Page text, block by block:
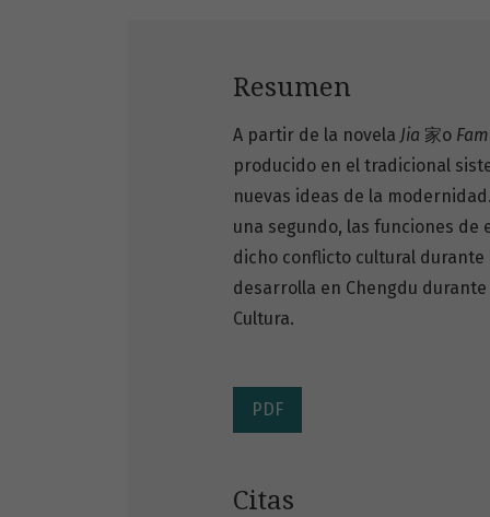
Resumen
A partir de la novela Jia 家o
producido en el tradicional
nuevas ideas de la
una segundo, las funciones de
dicho conflicto cultural durante
desarrolla en Chengdu
Cultura.
PDF
Citas